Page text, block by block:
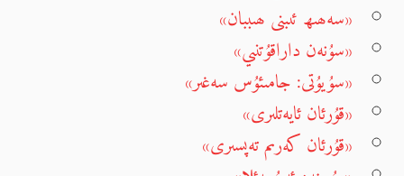
«سەھىھ ئىبنى ھىببان»
«سۇنەن داراقۇتنىي»
«سۇيۇتى: جامىئۇس سەغىر»
«قۇرئان ئايەتلىرى»
«قۇرئان كەرىم تەپسىرى»